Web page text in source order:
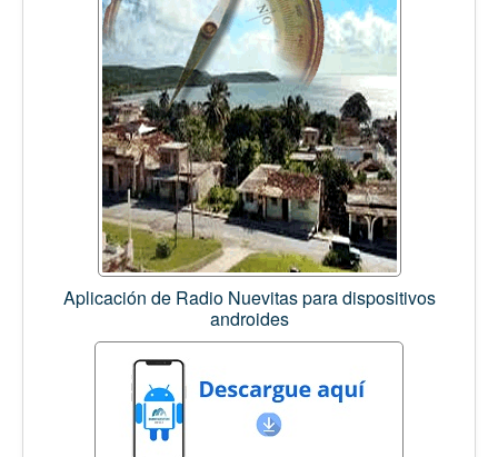
Aplicación de Radio Nuevitas para dispositivos
androides